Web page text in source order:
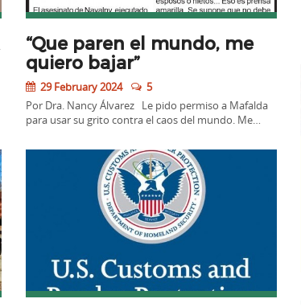
“Que paren el mundo, me
quiero bajar”
29 February 2024
5
Por Dra. Nancy Álvarez Le pido permiso a Mafalda
para usar su grito contra el caos del mundo. Me…